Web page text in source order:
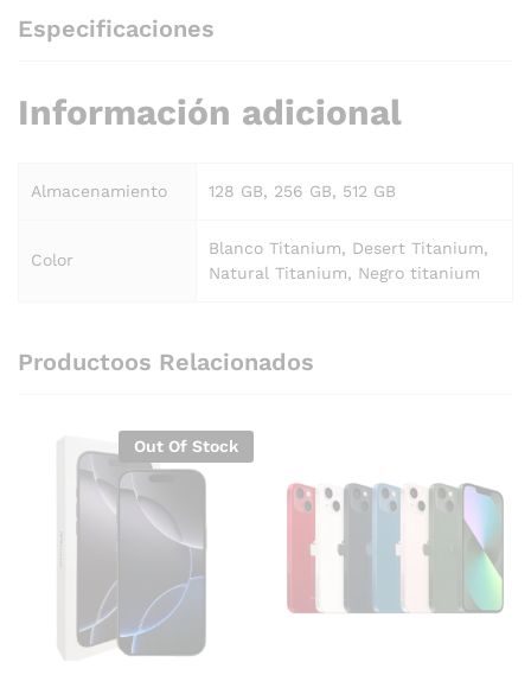
Especificaciones
Información adicional
Almacenamiento 128 GB, 256 GB, 512 GB
Color
Blanco Titanium, Desert Titanium,
Natural Titanium, Negro titanium
Productoos Relacionados
Out Of Stock